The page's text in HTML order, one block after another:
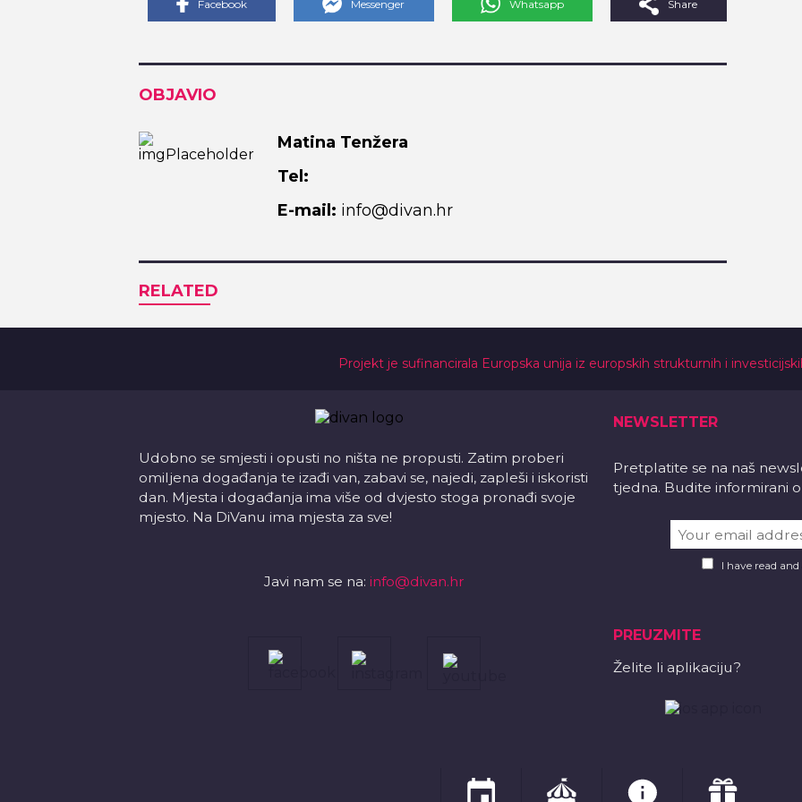
Facebook Messenger Whatsapp Share
OBJAVIO
Matina Tenžera
Tel:
E-mail: info@divan.hr
RELATED
Projekt je sufinancirala Europska unija iz europskih strukturnih i
Udobno se smjesti i opusti no ništa ne propusti. Zatim proberi
omiljena događanja te izađi van, zabavi se, najedi, zapleši i iskoristi
dan. Mjesta i događanja ima više od dvjesto stoga pronađi svoje
mjesto. Na DiVanu ima mjesta za sve!
Javi nam se na: info@divan.hr
NEWSLETTER
Pretplatite se na naš
tjedna. Budite informirani
I have read
PREUZMITE
Želite li aplikaciju?